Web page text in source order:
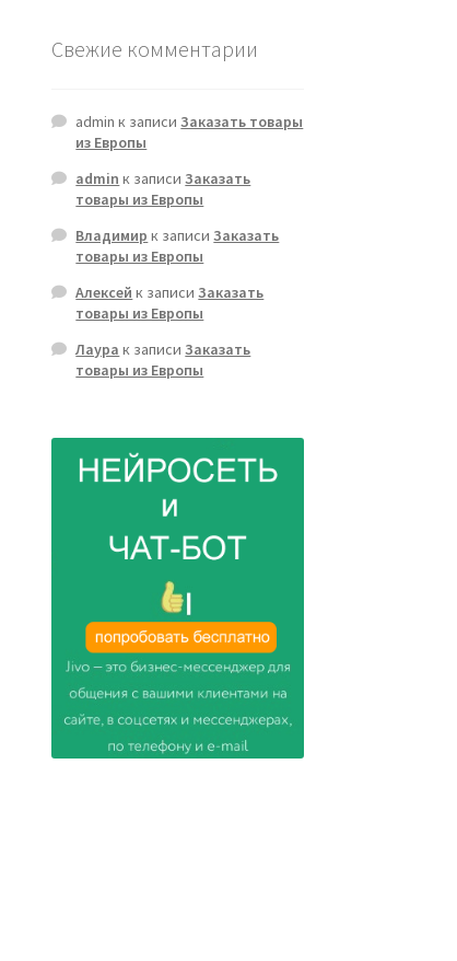
Свежие комментарии
admin к записиЗаказать товары
из Европы
admin к записиЗаказать
товары из Европы
Владимир к записиЗаказать
товары из Европы
Алексей к записиЗаказать
товары из Европы
Лаура к записиЗаказать
товары из Европы